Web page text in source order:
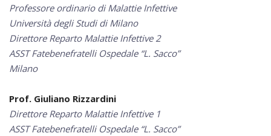
Professore ordinario di Malattie Infettive
Università degli Studi di Milano
Direttore Reparto Malattie Infettive 2
ASST Fatebenefratelli Ospedale “L. Sacco”
Milano
Prof. Giuliano Rizzardini
Direttore Reparto Malattie Infettive 1
ASST Fatebenefratelli Ospedale “L. Sacco”